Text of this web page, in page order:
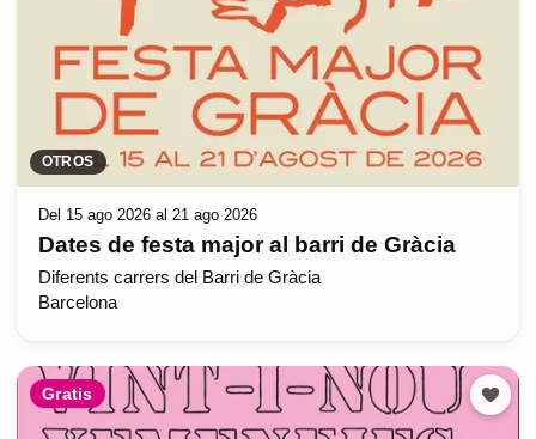
OTROS
Del 15 ago 2026 al 21 ago 2026
Dates de festa major al barri de Gràcia
Diferents carrers del Barri de Gràcia
Barcelona
Gratis